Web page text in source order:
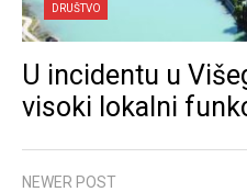
DRUŠTVO
U incidentu u
visoki lokalni
NEWER POST